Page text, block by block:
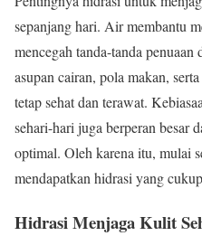
sepanjang hari. Air membantu
mencegah tanda-tanda
asupan cairan, pola makan,
tetap sehat dan terawat.
sehari-hari juga berperan besar
optimal. Oleh karena itu, mulai
mendapatkan hidrasi yang
Hidrasi Menjaga Kulit